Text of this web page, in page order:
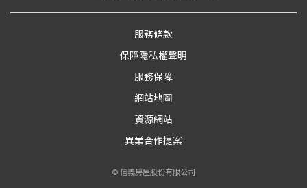
服務條款
保障隱私權聲明
服務保障
網站地圖
資源網站
異業合作提案
© 信義房屋股份有限公司